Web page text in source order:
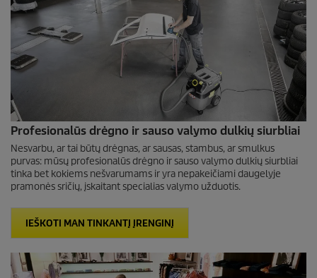
Profesionalūs drėgno ir sauso valymo dulkių siurbliai
Nesvarbu, ar tai būtų drėgnas, ar sausas, stambus, ar smulkus
purvas: mūsų profesionalūs drėgno ir sauso valymo dulkių siurbliai
tinka bet kokiems nešvarumams ir yra nepakeičiami daugelyje
pramonės sričių, įskaitant specialias valymo užduotis.
IEŠKOTI MAN TINKANTĮ ĮRENGINĮ